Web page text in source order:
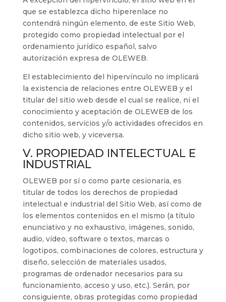
que se establezca dicho hiperenlace no
contendrá ningún elemento, de este Sitio Web,
protegido como propiedad intelectual por el
ordenamiento jurídico español, salvo
autorización expresa de OLEWEB.
El establecimiento del hipervínculo no implicará
la existencia de relaciones entre OLEWEB y el
titular del sitio web desde el cual se realice, ni el
conocimiento y aceptación de OLEWEB de los
contenidos, servicios y/o actividades ofrecidos en
dicho sitio web, y viceversa.
V. PROPIEDAD INTELECTUAL E
INDUSTRIAL
OLEWEB por sí o como parte cesionaria, es
titular de todos los derechos de propiedad
intelectual e industrial del Sitio Web, así como de
los elementos contenidos en el mismo (a título
enunciativo y no exhaustivo, imágenes, sonido,
audio, vídeo, software o textos, marcas o
logotipos, combinaciones de colores, estructura y
diseño, selección de materiales usados,
programas de ordenador necesarios para su
funcionamiento, acceso y uso, etc.). Serán, por
consiguiente, obras protegidas como propiedad